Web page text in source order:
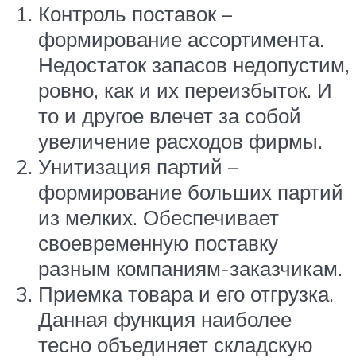
Контроль поставок –
формирование ассортимента.
Недостаток запасов недопустим,
ровно, как и их переизбыток. И
то и другое влечет за собой
увеличение расходов фирмы.
Унитизация партий –
формирование больших партий
из мелких. Обеспечивает
своевременную поставку
разным компаниям-заказчикам.
Приемка товара и его отгрузка.
Данная функция наиболее
тесно объединяет складскую